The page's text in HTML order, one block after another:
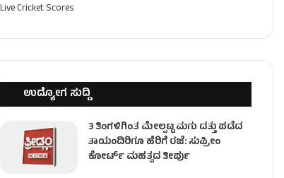
Live Cricket Scores
ಉದ್ಯೋಗ ಸುದ್ದಿ
3 ತಿಂಗಳಿಗಿಂತ ಮೇಲ್ಪಟ್ಟ ಮಗು ದತ್ತು ಪಡೆದ
ತಾಯಂದಿರಿಗೂ ಹೆರಿಗೆ ರಜೆ: ಸುಪ್ರೀಂ
ಕೋರ್ಟ್ ಮಹತ್ವದ ತೀರ್ಪು